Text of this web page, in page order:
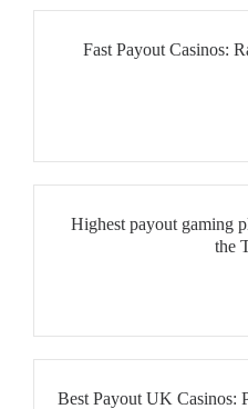
Fast Payout Casinos:
Highest payout gaming
the
Best Payout UK Casinos: